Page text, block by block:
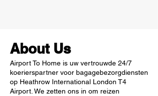
About Us
Airport To Home is uw vertrouwde 24/7
koerierspartner voor bagagebezorgdiensten
op Heathrow International London T4
Airport. We zetten ons in om reizen